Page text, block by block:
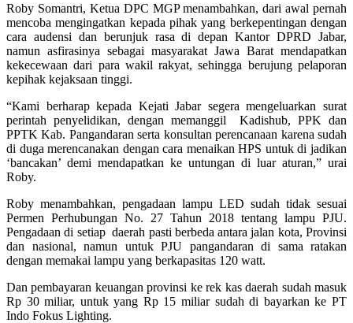
Roby Somantri, Ketua DPC MGP menambahkan, dari awal pernah
mencoba mengingatkan kepada pihak yang berkepentingan dengan
cara audensi dan berunjuk rasa di depan Kantor DPRD Jabar,
namun asfirasinya sebagai masyarakat Jawa Barat mendapatkan
kekecewaan dari para wakil rakyat, sehingga berujung pelaporan
kepihak kejaksaan tinggi.
“Kami berharap kepada Kejati Jabar segera mengeluarkan surat
perintah penyelidikan, dengan memanggil Kadishub, PPK dan
PPTK Kab. Pangandaran serta konsultan perencanaan karena sudah
di duga merencanakan dengan cara menaikan HPS untuk di jadikan
‘bancakan’ demi mendapatkan ke untungan di luar aturan,” urai
Roby.
Roby menambahkan, pengadaan lampu LED sudah tidak sesuai
Permen Perhubungan No. 27 Tahun 2018 tentang lampu PJU.
Pengadaan di setiap daerah pasti berbeda antara jalan kota, Provinsi
dan nasional, namun untuk PJU pangandaran di sama ratakan
dengan memakai lampu yang berkapasitas 120 watt.
Dan pembayaran keuangan provinsi ke rek kas daerah sudah masuk
Rp 30 miliar, untuk yang Rp 15 miliar sudah di bayarkan ke PT
Indo Fokus Lighting.